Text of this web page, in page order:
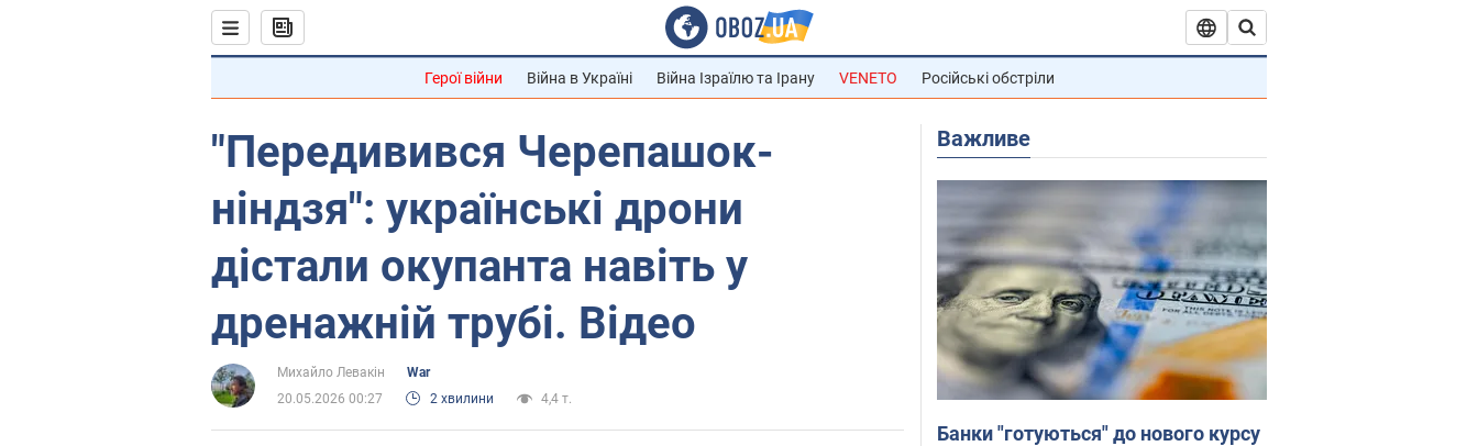
Герої війни Війна в Україні Війна Ізраїлю та Ірану VENETO Російські обстріли
"Передивився Черепашок-
ніндзя": українські дрони
дістали окупанта навіть у
дренажній трубі. Відео
Михайло Левакін
War
20.05.2026 00:27
2 хвилини 4,4 т.
Важливе
Банки "готуються" до нового курсу